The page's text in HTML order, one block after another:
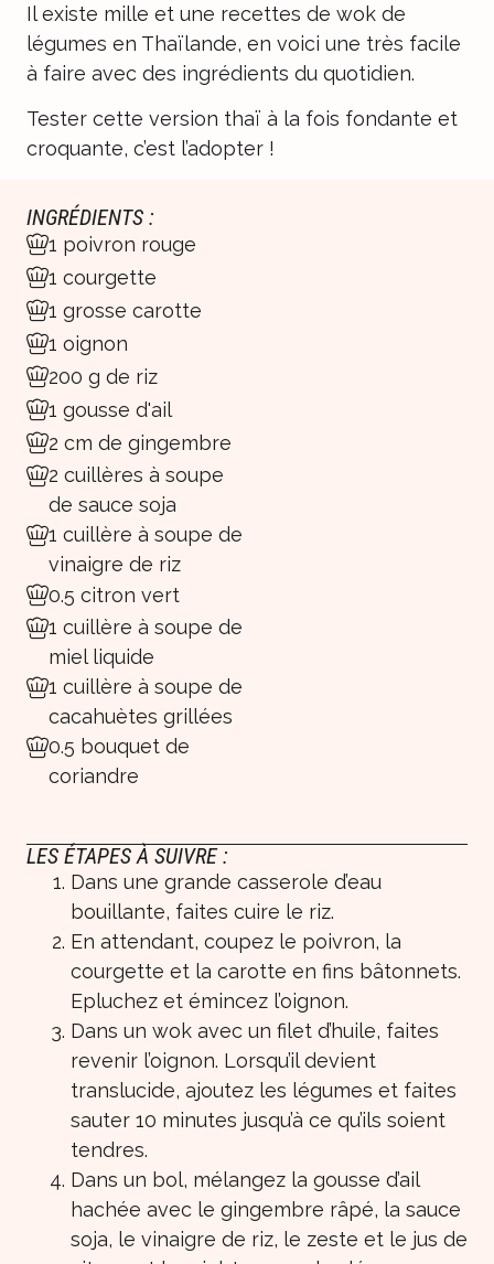
Il existe mille et une recettes de wok de
légumes en Thaïlande, en voici une très facile
à faire avec des ingrédients du quotidien.
Tester cette version thaï à la fois fondante et
croquante, c’est l’adopter !
INGRÉDIENTS :
1 poivron rouge
1 courgette
1 grosse carotte
1 oignon
200 g de riz
1 gousse d'ail
2 cm de gingembre
2 cuillères à soupe
de sauce soja
1 cuillère à soupe de
vinaigre de riz
0.5 citron vert
1 cuillère à soupe de
miel liquide
1 cuillère à soupe de
cacahuètes grillées
0.5 bouquet de
coriandre
LES ÉTAPES À SUIVRE :
Dans une grande casserole d’eau
bouillante, faites cuire le riz.
En attendant, coupez le poivron, la
courgette et la carotte en fins bâtonnets.
Epluchez et émincez l’oignon.
Dans un wok avec un filet d’huile, faites
revenir l’oignon. Lorsqu’il devient
translucide, ajoutez les légumes et faites
sauter 10 minutes jusqu’à ce qu’ils soient
tendres.
Dans un bol, mélangez la gousse d’ail
hachée avec le gingembre râpé, la sauce
soja, le vinaigre de riz, le zeste et le jus de